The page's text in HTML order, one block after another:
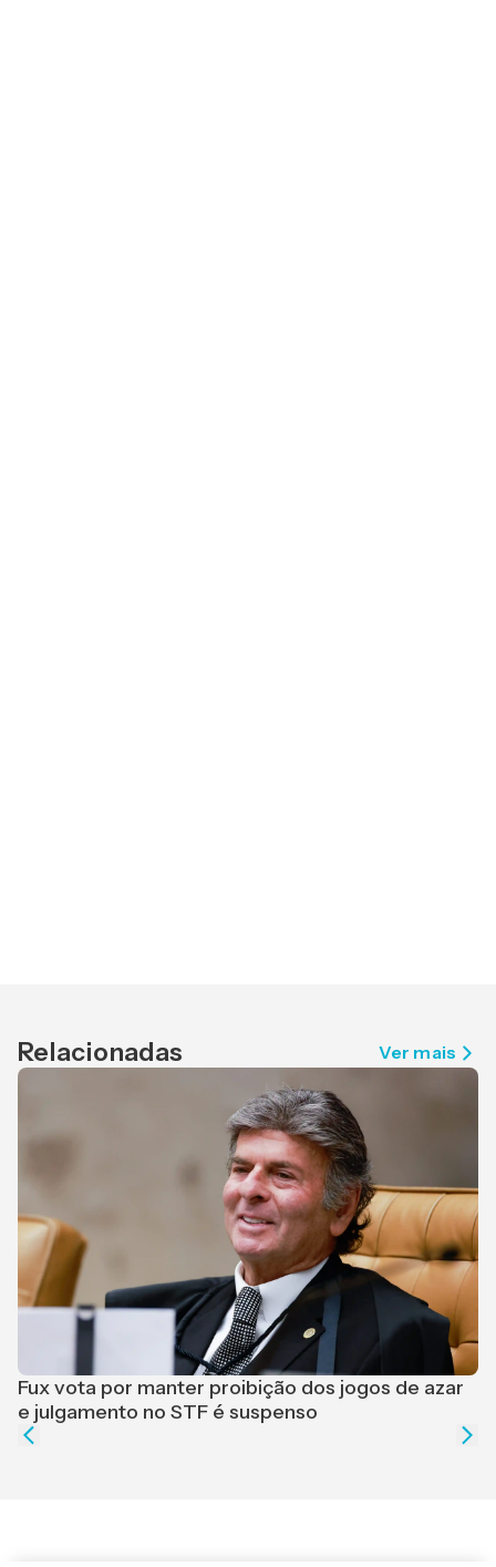
Relacionadas Ver mais
Fux vota por manter proibição dos jogos de azar
e julgamento no STF é suspenso